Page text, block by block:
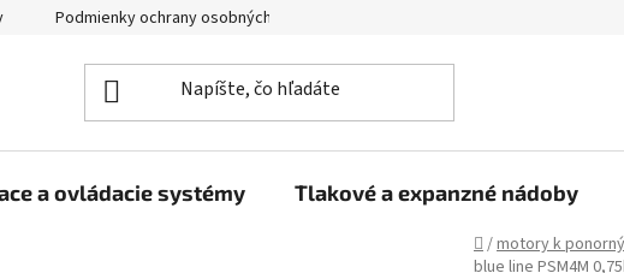
Podmienky ochrany osobných údajov
a ovládacie systémy Tlakové a expanzné nádoby
Domov
/motory k
blue line PSM4M